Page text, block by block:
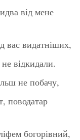
від мене
вас видатніших,
відкидали.
не побачу,
поводатар
богорівний,